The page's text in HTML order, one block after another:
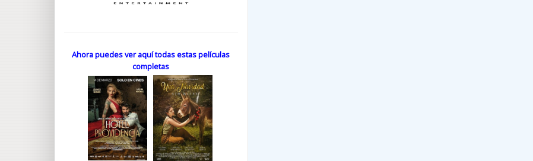
Ahora puedes ver aquí todas estas películas
completas